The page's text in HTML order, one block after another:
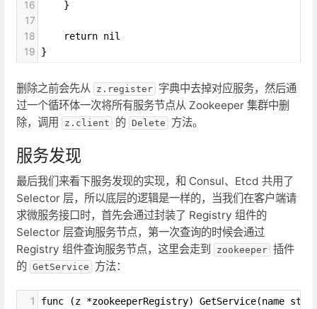
16 }
17
18
return nil
19 }
删除之前会先从 z.register 字典中去掉对应服务，然后通
过一个循环体一次将所有服务节点从 Zookeeper 集群中删
除，调用
z.client 的 Delete 方法。
服务发现
最后我们来看下服务发现的实现，和 Consul、Etcd 共用了
Selector 层，所以底层的逻辑是一样的，当我们在客户端请
求微服务接口时，首先会通过封装了 Registry 组件的
Selector 层查询服务节点，第一次查询的时候会通过
Registry 组件查询服务节点，这里会走到
zookeeper 插件
的 GetService 方法：
1 func (z *zookeeperRegistry) GetService(name